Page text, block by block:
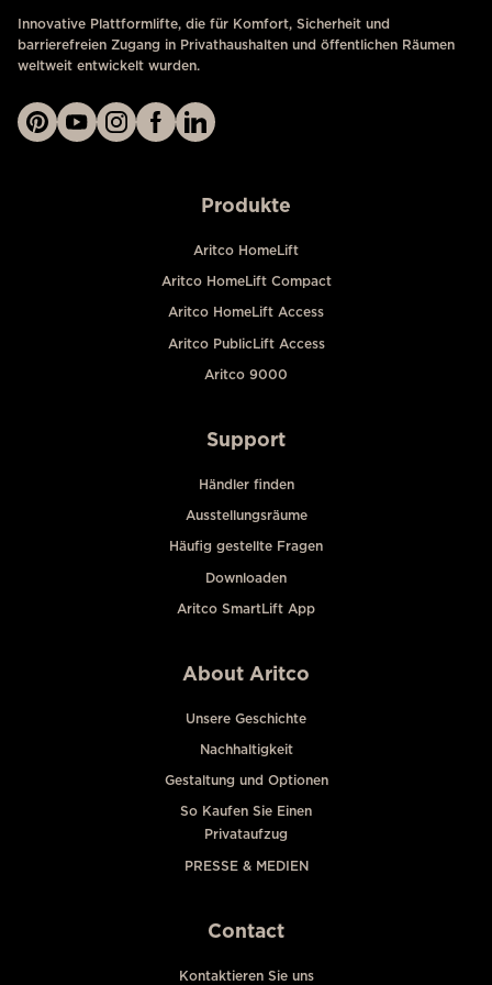
Innovative Plattformlifte, die für Komfort, Sicherheit und
barrierefreien Zugang in Privathaushalten und öffentlichen Räumen
weltweit entwickelt wurden.
Produkte
Aritco HomeLift
Aritco HomeLift Compact
Aritco HomeLift Access
Aritco PublicLift Access
Aritco 9000
Support
Händler finden
Ausstellungsräume
Häufig gestellte Fragen
Downloaden
Aritco SmartLift App
About Aritco
Unsere Geschichte
Nachhaltigkeit
Gestaltung und Optionen
So Kaufen Sie Einen
Privataufzug
PRESSE & MEDIEN
Contact
Kontaktieren Sie uns